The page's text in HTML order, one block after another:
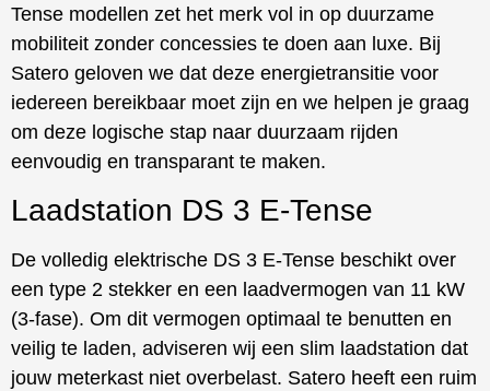
Tense modellen zet het merk vol in op duurzame
mobiliteit zonder concessies te doen aan luxe. Bij
Satero geloven we dat deze energietransitie voor
iedereen bereikbaar moet zijn en we helpen je graag
om deze logische stap naar duurzaam rijden
eenvoudig en transparant te maken.
Laadstation DS 3 E-Tense
De volledig elektrische DS 3 E-Tense beschikt over
een type 2 stekker en een laadvermogen van 11 kW
(3-fase). Om dit vermogen optimaal te benutten en
veilig te laden, adviseren wij een slim laadstation dat
jouw meterkast niet overbelast. Satero heeft een ruim